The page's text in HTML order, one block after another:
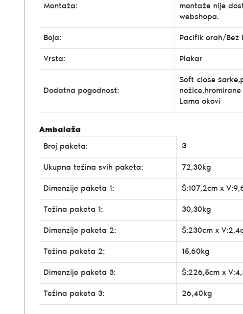
Montaža:
montaže nije
webshopa.
Boja: Pacifik orah/Bež
Vrsta: Plakar
Dodatna pogodnost:
Soft-close
Lama okovi
Ambalaža
Broj paketa:
3
Ukupna težina svih paketa: 72,30kg
Dimenzije paketa 1: Š:107,2cm x
Težina paketa 1: 30,30kg
Dimenzije paketa 2: Š:230cm x
Težina paketa 2: 15,60kg
Dimenzije paketa 3: Š:226,5cm x
Težina paketa 3: 26,40kg